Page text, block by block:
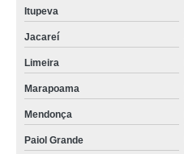
Itupeva
Jacareí
Limeira
Marapoama
Mendonça
Paiol Grande